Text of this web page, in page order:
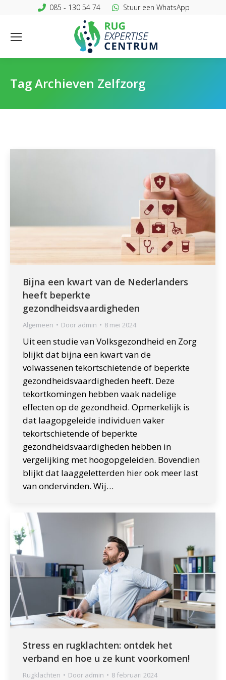
085 - 130 54 74 Stuur een WhatsApp
Tag Archieven Zelfzorg
Bijna een kwart van de Nederlanders
heeft beperkte
gezondheidsvaardigheden
Algemeen Door admin 8 mei 2024
Uit een studie van Volksgezondheid en Zorg
blijkt dat bijna een kwart van de
volwassenen tekortschietende of beperkte
gezondheidsvaardigheden heeft. Deze
tekortkomingen hebben vaak nadelige
effecten op de gezondheid. Opmerkelijk is
dat laagopgeleide individuen vaker
tekortschietende of beperkte
gezondheidsvaardigheden hebben in
vergelijking met hoogopgeleiden. Bovendien
blijkt dat laaggeletterden hier ook meer last
van ondervinden. Wij…
Stress en rugklachten: ontdek het
verband en hoe u ze kunt voorkomen!
Rugklachten Door admin 8 februari 2024